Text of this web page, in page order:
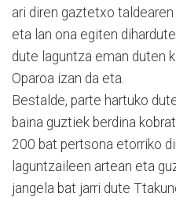
ari diren gaztetxo
eta lan ona egiten
dute laguntza eman duten
Oparoa izan da eta.
Bestalde, parte hartuko
baina guztiek berdina
200 bat pertsona etorriko
laguntzaileen artean eta
jangela bat jarri dute